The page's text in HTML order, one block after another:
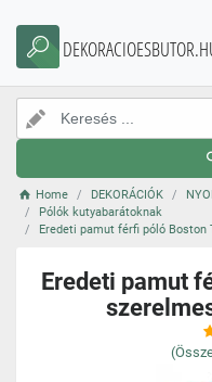
Home DEKORÁCIÓK
Pólók kutyabarátoknak
Eredeti pamut férfi póló
Eredeti pamut